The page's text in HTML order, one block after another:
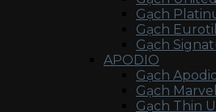
Gạch
Gạch
Gạch
APODIO
Gạch
Gạch
Gạch Thin